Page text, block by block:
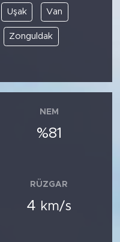
Uşak Van
Zonguldak
NEM
%81
RÜZGAR
4 km/s